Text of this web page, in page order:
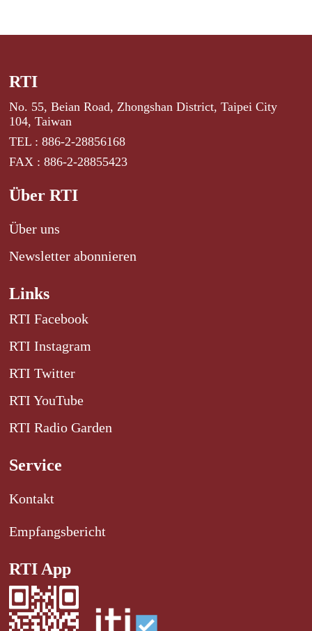
RTI
No. 55, Beian Road, Zhongshan District, Taipei City
104, Taiwan
TEL : 886-2-28856168
FAX : 886-2-28855423
Über RTI
Über uns
Newsletter abonnieren
Links
RTI Facebook
RTI Instagram
RTI Twitter
RTI YouTube
RTI Radio Garden
Service
Kontakt
Empfangsbericht
RTI App